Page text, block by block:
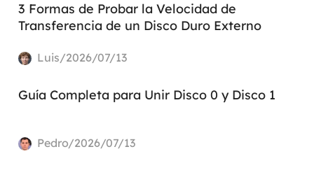
3 Formas de Probar la Velocidad de
Transferencia de un Disco Duro Externo
Luis/2026/07/13
Guía Completa para Unir Disco 0 y Disco 1
Pedro/2026/07/13